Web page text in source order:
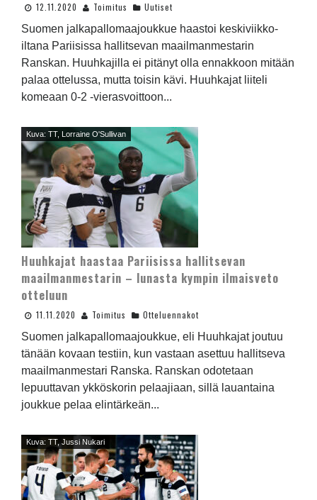
12.11.2020 Toimitus Uutiset
Suomen jalkapallomaajoukkue haastoi keskiviikko-
iltana Pariisissa hallitsevan maailmanmestarin
Ranskan. Huuhkajilla ei pitänyt olla ennakkoon mitään
palaa ottelussa, mutta toisin kävi. Huuhkajat liiteli
komeaan 0-2 -vierasvoittoon...
Kuva: TT, Lorraine O'Sullivan
Huuhkajat haastaa Pariisissa hallitsevan
maailmanmestarin – lunasta kympin ilmaisveto
otteluun
11.11.2020 Toimitus Otteluennakot
Suomen jalkapallomaajoukkue, eli Huuhkajat joutuu
tänään kovaan testiin, kun vastaan asettuu hallitseva
maailmanmestari Ranska. Ranskan odotetaan
lepuuttavan ykköskorin pelaajiaan, sillä lauantaina
joukkue pelaa elintärkeän...
Kuva: TT, Jussi Nukari